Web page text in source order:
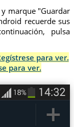
marque "Guardar
recuerde sus
pulsa
para ver.
para ver.